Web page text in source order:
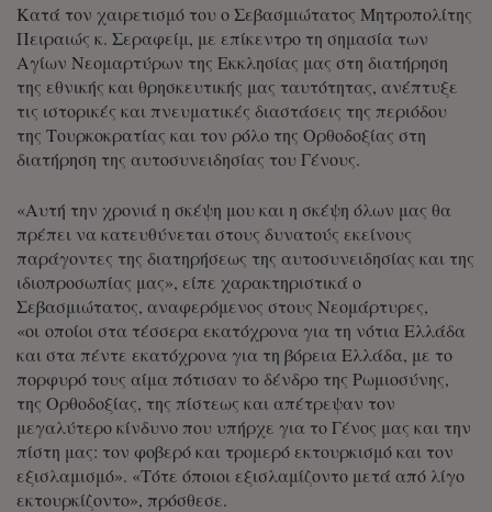
Κατά τον χαιρετισμό του ο Σεβασμιώτατος Μητροπολίτης
Πειραιώς κ. Σεραφείμ, με επίκεντρο τη σημασία των
Αγίων Νεομαρτύρων της Εκκλησίας μας στη διατήρηση
της εθνικής και θρησκευτικής μας ταυτότητας, ανέπτυξε
τις ιστορικές και πνευματικές διαστάσεις της περιόδου
της Τουρκοκρατίας και τον ρόλο της Ορθοδοξίας στη
διατήρηση της αυτοσυνειδησίας του Γένους.
«Αυτή την χρονιά η σκέψη μου και η σκέψη όλων μας θα
πρέπει να κατευθύνεται στους δυνατούς εκείνους
παράγοντες της διατηρήσεως της αυτοσυνειδησίας και της
ιδιοπροσωπίας μας», είπε χαρακτηριστικά ο
Σεβασμιώτατος, αναφερόμενος στους Νεομάρτυρες,
«οι οποίοι στα τέσσερα εκατόχρονα για τη νότια Ελλάδα
και στα πέντε εκατόχρονα για τη βόρεια Ελλάδα, με το
πορφυρό τους αίμα πότισαν το δένδρο της Ρωμιοσύνης,
της Ορθοδοξίας, της πίστεως και απέτρεψαν τον
μεγαλύτερο κίνδυνο που υπήρχε για το Γένος μας και την
πίστη μας: τον φοβερό και τρομερό εκτουρκισμό και τον
εξισλαμισμό». «Τότε όποιοι εξισλαμίζοντο μετά από λίγο
εκτουρκίζοντο», πρόσθεσε.